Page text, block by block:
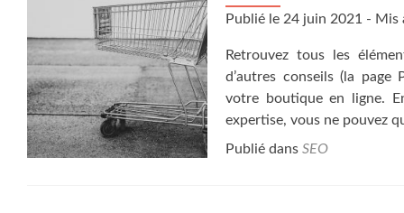
Publié le 24 juin 2021 - Mis
Retrouvez tous les
d’autres conseils (la
votre boutique en ligne.
expertise, vous ne pouvez
Publié dans SEO